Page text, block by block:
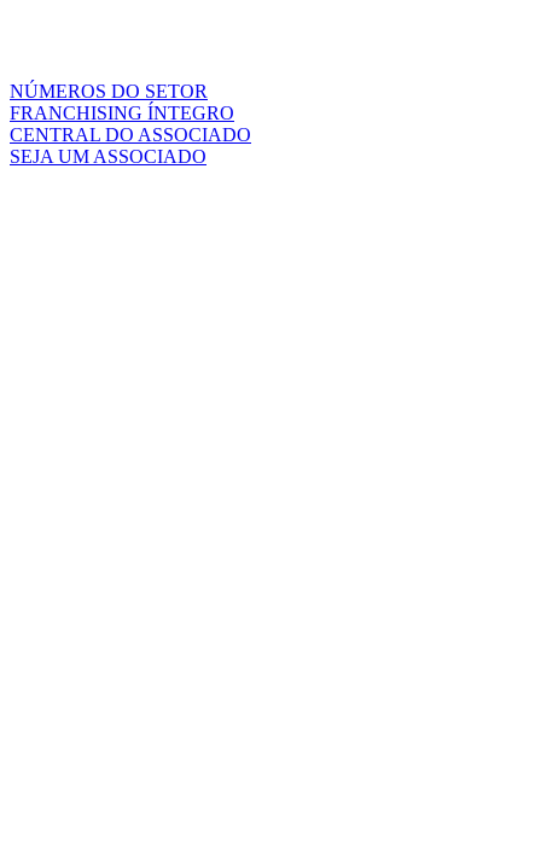
NÚMEROS DO SETOR
FRANCHISING ÍNTEGRO
CENTRAL DO ASSOCIADO
SEJA UM ASSOCIADO